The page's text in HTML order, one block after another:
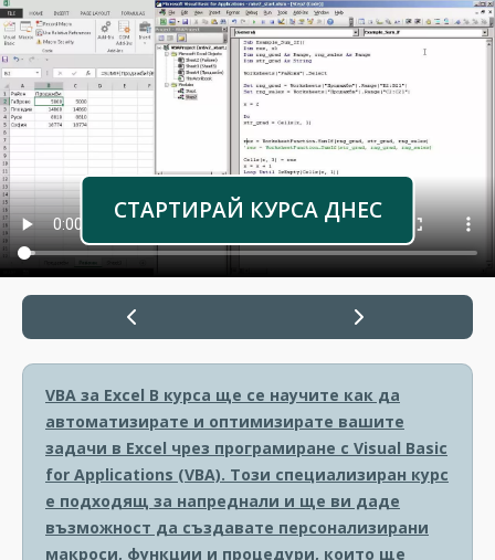
СТАРТИРАЙ КУРСА ДНЕС
VBA за Excel В курса ще се научите как да
автоматизирате и оптимизирате вашите
задачи в Excel чрез програмиране с Visual Basic
for Applications (VBA). Този специализиран курс
е подходящ за напреднали и ще ви даде
възможност да създавате персонализирани
макроси, функции и процедури, които ще